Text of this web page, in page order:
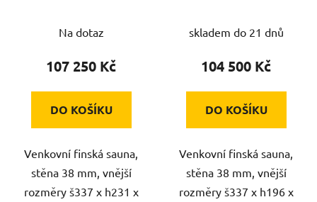
Na dotaz
107 250 Kč
DO KOŠÍKU
Venkovní finská sauna,
stěna 38 mm, vnější
rozměry š337 x h231 x
skladem do 21 dnů
104 500 Kč
DO KOŠÍKU
Venkovní finská sauna,
stěna 38 mm, vnější
rozměry š337 x h196 x